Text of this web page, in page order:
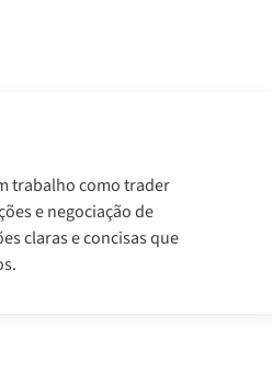
trabalho como trader
e negociação de
claras e concisas que